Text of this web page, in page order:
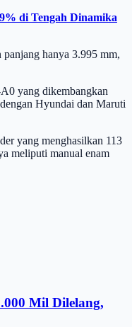
di Tengah Dinamika
hanya 3.995 mm,
yang dikembangkan
Hyundai dan Maruti
yang menghasilkan 113
meliputi manual enam
Mil Dilelang,